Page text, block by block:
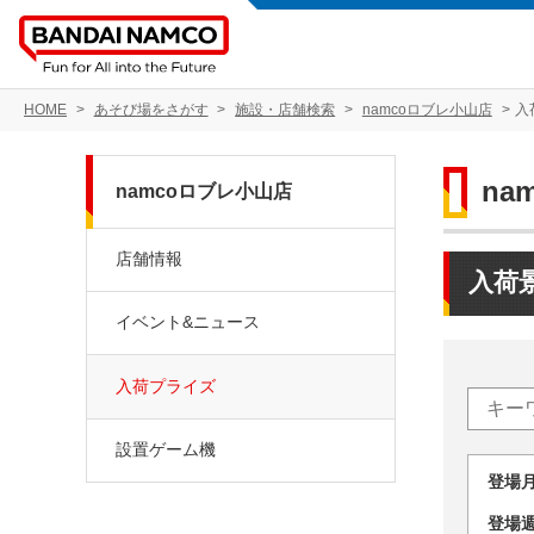
HOME あそび場をさがす 施設・店舗検索 namcoロブレ小山店 入
入荷
登
登
namcoロブレ小山店
店舗情報
イベント&ニュース
入荷プライズ
設置ゲーム機